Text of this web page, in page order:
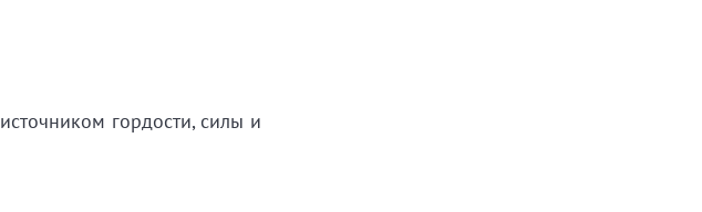
источником гордости,силы и